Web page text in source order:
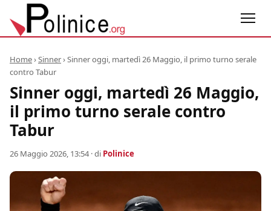
Home›Sinner›Sinner oggi, martedì 26 Maggio, il primo turno serale
contro Tabur
Sinner oggi, martedì 26 Maggio,
il primo turno serale contro
Tabur
26 Maggio 2026, 13:54· di Polinice